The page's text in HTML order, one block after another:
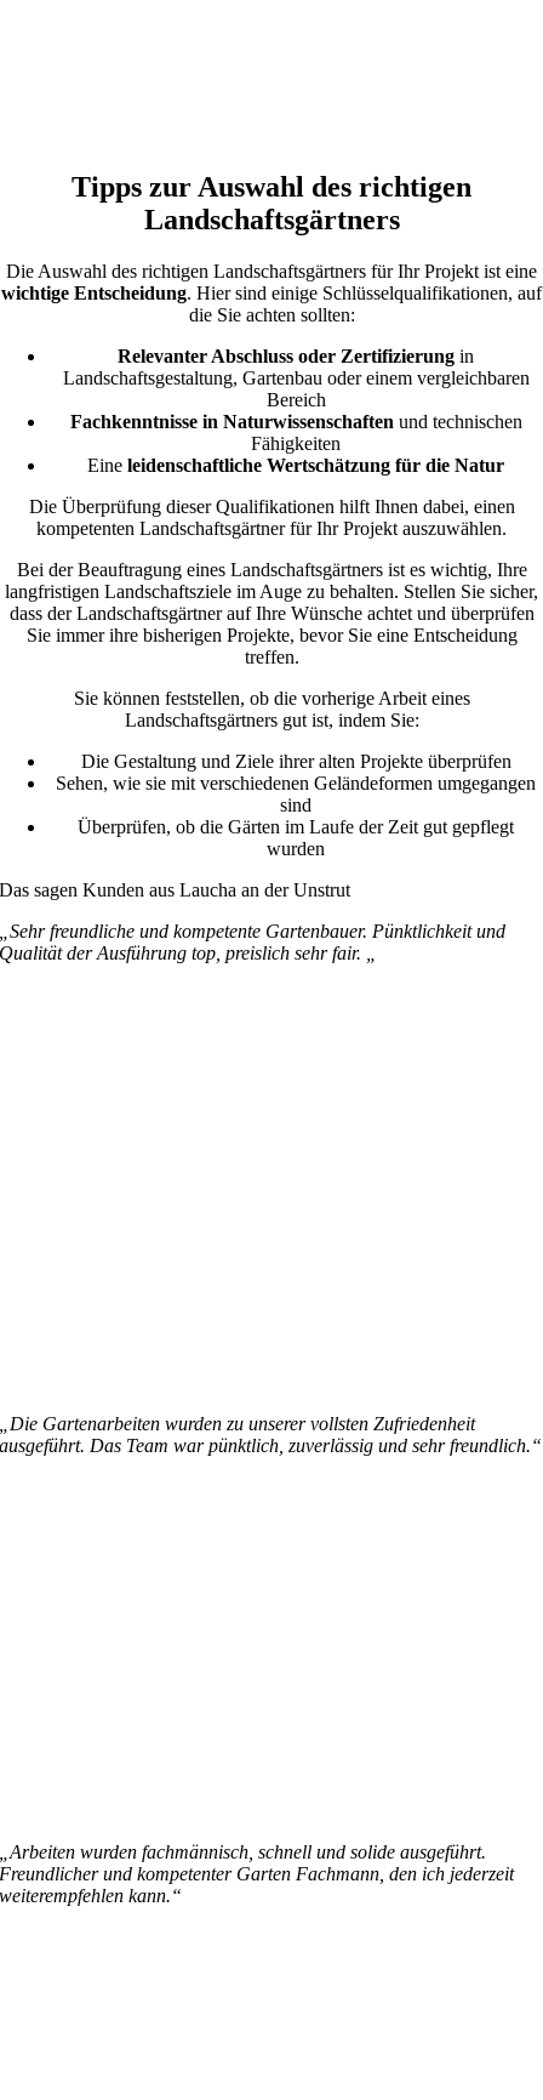
Tipps zur Auswahl des richtigen
Landschaftsgärtners
Die Auswahl des richtigen Landschaftsgärtners für Ihr Projekt ist eine
wichtige Entscheidung. Hier sind einige Schlüsselqualifikationen, auf
die Sie achten sollten:
Relevanter Abschluss oder Zertifizierung in
Landschaftsgestaltung, Gartenbau oder einem vergleichbaren
Bereich
Fachkenntnisse in Naturwissenschaften und technischen
Fähigkeiten
Eine leidenschaftliche Wertschätzung für die Natur
Die Überprüfung dieser Qualifikationen hilft Ihnen dabei, einen
kompetenten Landschaftsgärtner für Ihr Projekt auszuwählen.
Bei der Beauftragung eines Landschaftsgärtners ist es wichtig, Ihre
langfristigen Landschaftsziele im Auge zu behalten. Stellen Sie sicher,
dass der Landschaftsgärtner auf Ihre Wünsche achtet und überprüfen
Sie immer ihre bisherigen Projekte, bevor Sie eine Entscheidung
treffen.
Sie können feststellen, ob die vorherige Arbeit eines
Landschaftsgärtners gut ist, indem Sie:
Die Gestaltung und Ziele ihrer alten Projekte überprüfen
Sehen, wie sie mit verschiedenen Geländeformen umgegangen
sind
Überprüfen, ob die Gärten im Laufe der Zeit gut gepflegt
wurden
Das sagen Kunden aus Laucha an der Unstrut
„Sehr freundliche und kompetente Gartenbauer. Pünktlichkeit und
Qualität der Ausführung top, preislich sehr fair. „
„Die Gartenarbeiten wurden zu unserer vollsten Zufriedenheit
ausgeführt. Das Team war pünktlich, zuverlässig und sehr freundlich.“
„Arbeiten wurden fachmännisch, schnell und solide ausgeführt.
Freundlicher und kompetenter Garten Fachmann, den ich jederzeit
weiterempfehlen kann.“